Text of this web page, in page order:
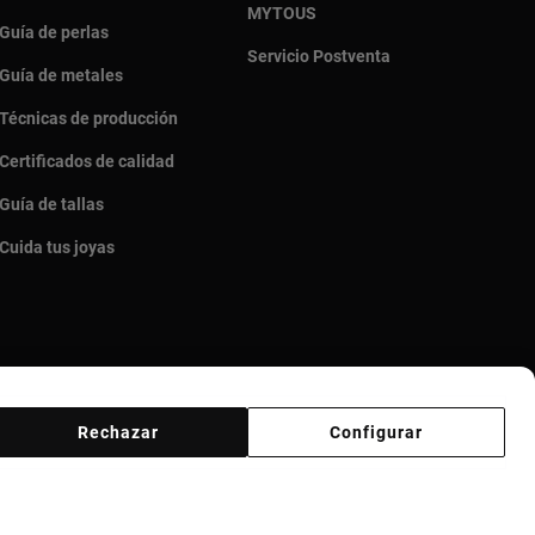
Guía de perlas
Guía de metales
Técnicas de producción
Certificados de calidad
Guía de tallas
Cuida tus joyas
MYTOUS
Servicio Postventa
Configurar
Rechazar